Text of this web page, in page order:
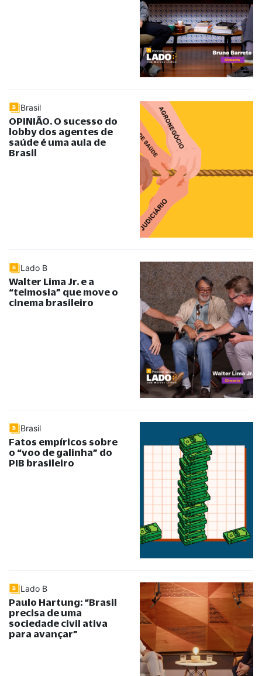
Brasil
OPINIÃO. O sucesso do
lobby dos agentes de
saúde é uma aula de
Brasil
Lado B
Walter Lima Jr. e a
“teimosia” que move o
cinema brasileiro
Brasil
Fatos empíricos sobre
o “voo de galinha” do
PIB brasileiro
Lado B
Paulo Hartung: “Brasil
precisa de uma
sociedade civil ativa
para avançar”